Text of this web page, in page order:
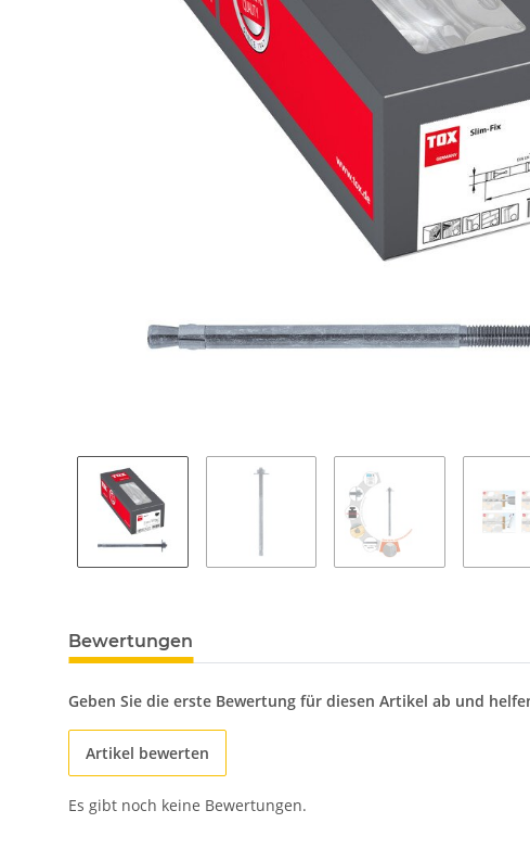
Bewertungen
Geben Sie die erste Bewertung für diesen Artikel ab und
Artikel bewerten
Es gibt noch keine Bewertungen.